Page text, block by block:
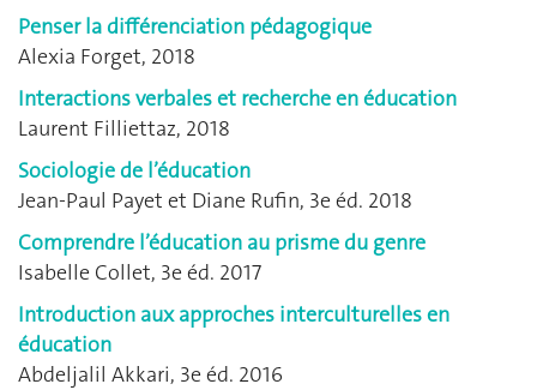
Penser la différenciation pédagogique
Alexia Forget, 2018
Interactions verbales et recherche en éducation
Laurent Filliettaz, 2018
Sociologie de l’éducation
Jean-Paul Payet et Diane Rufin, 3e éd. 2018
Comprendre l’éducation au prisme du genre
Isabelle Collet, 3e éd. 2017
Introduction aux approches interculturelles en
éducation
Abdeljalil Akkari, 3e éd. 2016